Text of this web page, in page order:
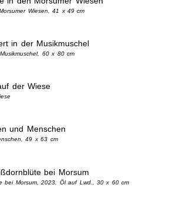
Wiesen, 41 x 49 cm
60 x 80 cm
49 x 63 cm
bei Morsum, 2023, Öl auf Lwd., 30 x 60 cm